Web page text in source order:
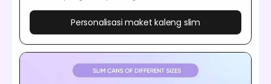
Personalisasi maket kaleng slim